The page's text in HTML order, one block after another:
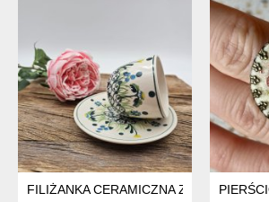
FILIŻANKA CERAMICZNA ZE